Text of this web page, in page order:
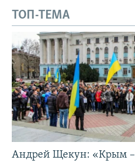
ТОП-ТЕМА
Андрей Щекун: «Крым –